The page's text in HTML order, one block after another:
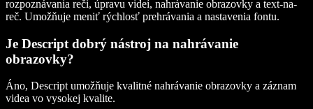
rozpoznávania reči, úpravu videí, nahrávanie obrazovky a text-na-
reč. Umožňuje meniť rýchlosť prehrávania a nastavenia fontu.
Je Descript dobrý nástroj na nahrávanie
obrazovky?
Áno, Descript umožňuje kvalitné nahrávanie obrazovky a záznam
videa vo vysokej kvalite.